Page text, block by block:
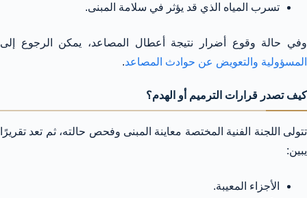
تسرب المياه الذي قد يؤثر في سلامة المبنى.
وفي حالة وقوع أضرار نتيجة أعطال المصاعد، يمكن الرجوع إلى
المسؤولية والتعويض عن حوادث المصاعد.
كيف تصدر قرارات الترميم أو الهدم؟
تتولى اللجنة الفنية المختصة معاينة المبنى وفحص حالته، ثم تعد تقريرًا
يبين:
الأجزاء المعيبة.